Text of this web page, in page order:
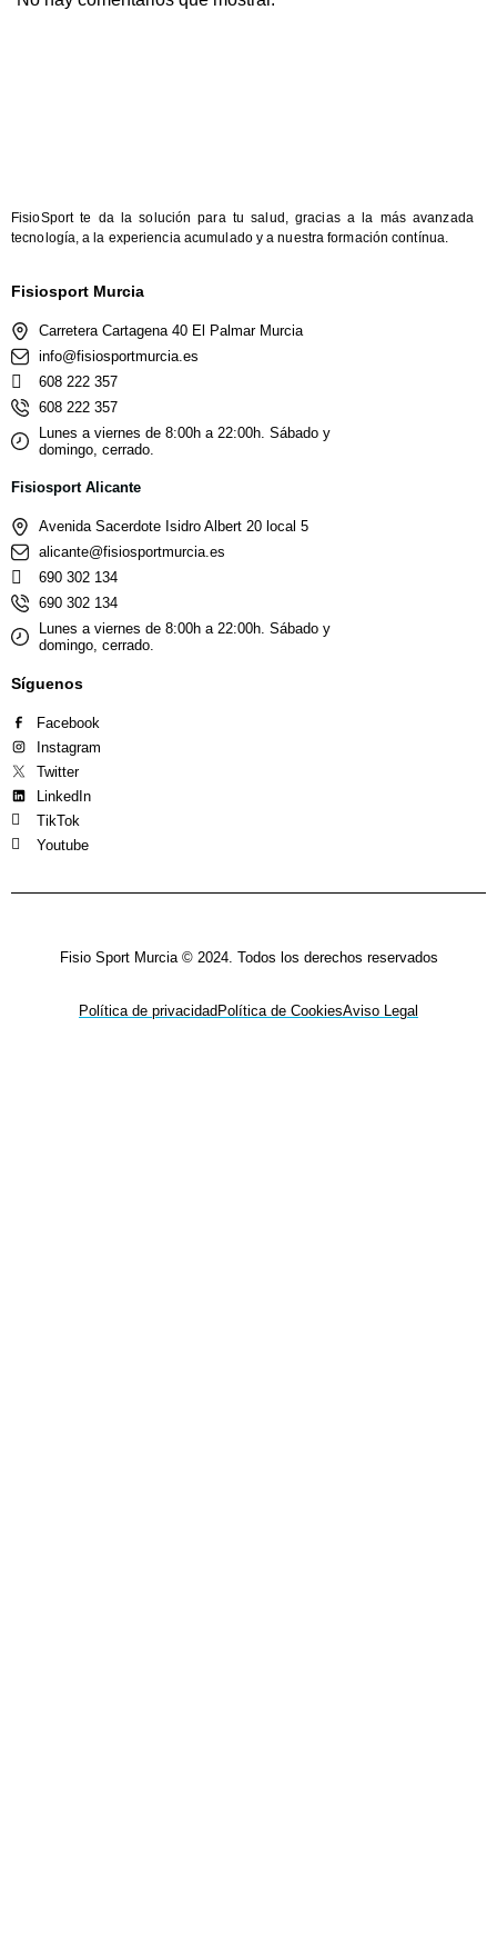
FisioSport te da la solución para tu salud, gracias a la más avanzada
tecnología, a la experiencia acumulado y a nuestra formación contínua.
Fisiosport Murcia
Carretera Cartagena 40 El Palmar Murcia
info@fisiosportmurcia.es
608 222 357
608 222 357
Lunes a viernes de 8:00h a 22:00h. Sábado y
domingo, cerrado.
Fisiosport Alicante
Avenida Sacerdote Isidro Albert 20 local 5
alicante@fisiosportmurcia.es
690 302 134
690 302 134
Lunes a viernes de 8:00h a 22:00h. Sábado y
domingo, cerrado.
Síguenos
Facebook
Instagram
Twitter
LinkedIn
TikTok
Youtube
Fisio Sport Murcia © 2024. Todos los derechos reservados
Política de privacidad Política de CookiesAviso Legal